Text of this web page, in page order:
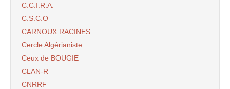
C.C.I.R.A.
C.S.C.O
CARNOUX RACINES
Cercle Algérianiste
Ceux de BOUGIE
CLAN-R
CNRRF